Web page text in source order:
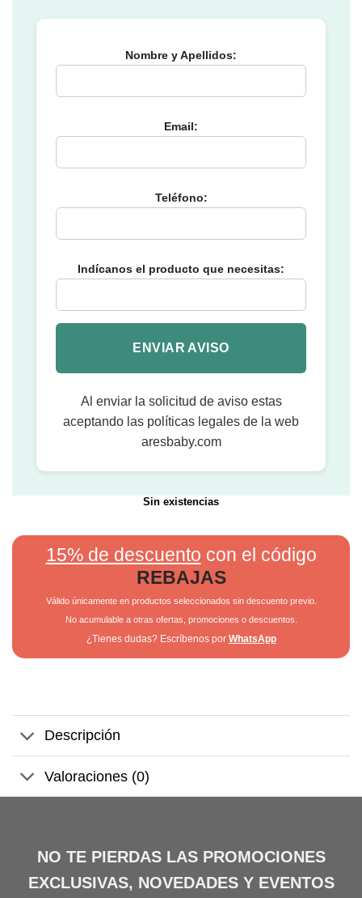
Nombre y Apellidos:
Email:
Teléfono:
Indícanos el producto que necesitas:
Al enviar la solicitud de aviso estas
aceptando las políticas legales de la web
aresbaby.com
Sin existencias
15% de descuento con el código
REBAJAS
Válido únicamente en productos seleccionados sin descuento previo.
No acumulable a otras ofertas, promociones o descuentos.
¿Tienes dudas? Escríbenos por WhatsApp
Descripción
Valoraciones (0)
NO TE PIERDAS LAS PROMOCIONES
EXCLUSIVAS, NOVEDADES Y EVENTOS